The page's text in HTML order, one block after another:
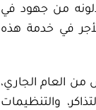
من جهود في
في خدمة هذه
من العام الجاري،
والتنظيمات